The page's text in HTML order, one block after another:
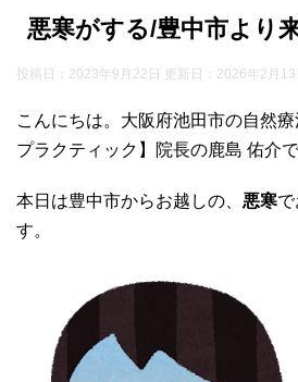
悪寒がする/豊中市より
投稿日：2023年9月22日 更新日： 2026年2月13
こんにちは。大阪府池田市の自然
プラクティック】院長の鹿島 佑介で
本日は豊中市からお越しの、 悪寒
す。